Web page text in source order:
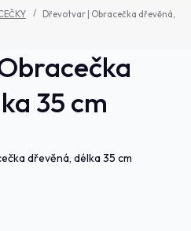
Dřevotvar | Obracečka dřevěná,
35 cm